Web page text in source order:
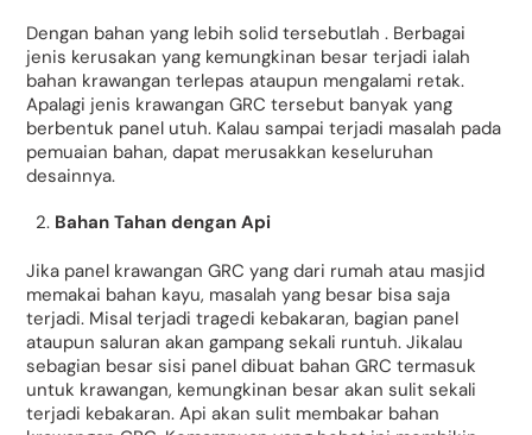
Dengan bahan yang lebih solid tersebutlah . Berbagai
jenis kerusakan yang kemungkinan besar terjadi ialah
bahan krawangan terlepas ataupun mengalami retak.
Apalagi jenis krawangan GRC tersebut banyak yang
berbentuk panel utuh. Kalau sampai terjadi masalah pada
pemuaian bahan, dapat merusakkan keseluruhan
desainnya.
Bahan Tahan dengan Api
Jika panel krawangan GRC yang dari rumah atau masjid
memakai bahan kayu, masalah yang besar bisa saja
terjadi. Misal terjadi tragedi kebakaran, bagian panel
ataupun saluran akan gampang sekali runtuh. Jikalau
sebagian besar sisi panel dibuat bahan GRC termasuk
untuk krawangan, kemungkinan besar akan sulit sekali
terjadi kebakaran. Api akan sulit membakar bahan